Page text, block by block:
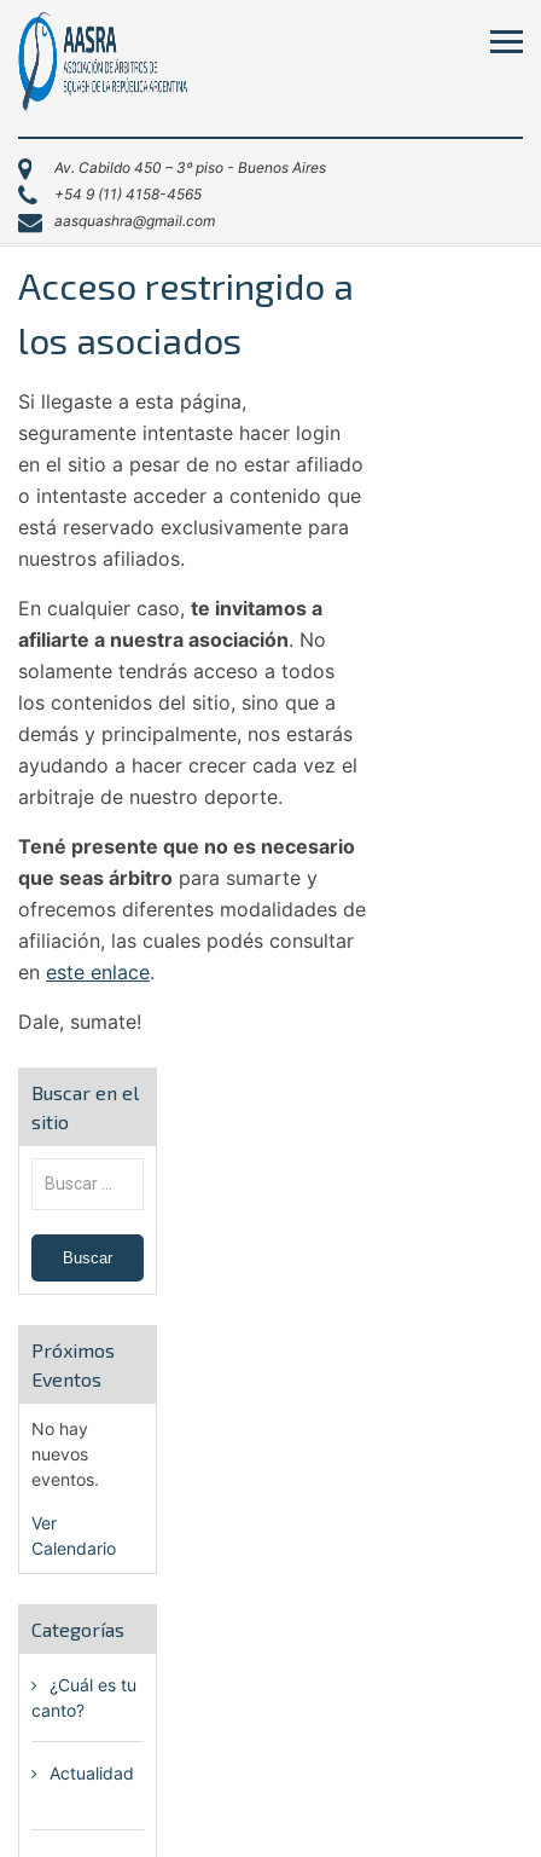
Av. Cabildo 450 – 3º piso - Buenos Aires
+54 9 (11) 4158-4565
aasquashra@gmail.com
Acceso restringido a
los asociados
Si llegaste a esta página,
seguramente intentaste hacer login
en el sitio a pesar de no estar afiliado
o intentaste acceder a contenido que
está reservado exclusivamente para
nuestros afiliados.
En cualquier caso, te invitamos a
afiliarte a nuestra asociación. No
solamente tendrás acceso a todos
los contenidos del sitio, sino que a
demás y principalmente, nos estarás
ayudando a hacer crecer cada vez el
arbitraje de nuestro deporte.
Tené presente que no es necesario
que seas árbitro para sumarte y
ofrecemos diferentes modalidades de
afiliación, las cuales podés consultar
en este enlace.
Dale, sumate!
Buscar en el
sitio
Próximos
Eventos
No hay
nuevos
eventos.
Ver
Calendario
Categorías
¿Cuál es tu
canto?
Actualidad